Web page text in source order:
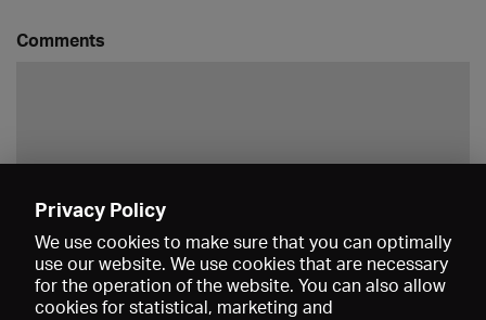
Comments
Privacy Policy
We use cookies to make sure that you can optimally
use our website. We use cookies that are necessary
for the operation of the website. You can also allow
cookies for statistical, marketing and